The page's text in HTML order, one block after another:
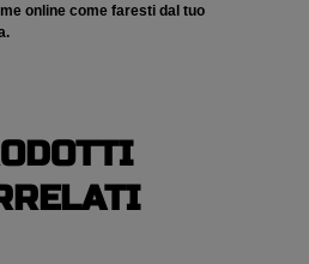
online come faresti dal tuo